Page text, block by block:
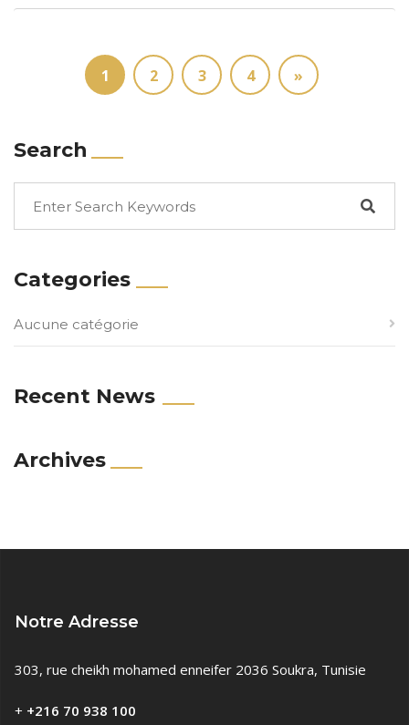
1 2 3 4 »
Search
Categories
Aucune catégorie
Recent News
Archives
Notre Adresse
303, rue cheikh mohamed enneifer 2036 Soukra, Tunisie
+ +216 70 938 100